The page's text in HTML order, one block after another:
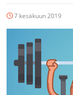
7 kesäkuun 2019